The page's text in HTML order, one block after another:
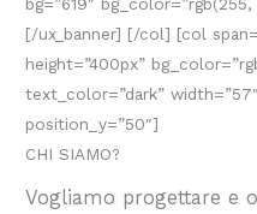
[/ux_banner] [/col] [col
height=”400px”
text_color=”dark”
position_y=”50″]
CHI SIAMO?
Vogliamo progettare e